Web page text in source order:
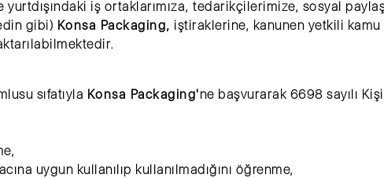
iş ortaklarımıza, tedarikçilerimize, sosyal
gibi) Konsa Packaging, iştiraklerine, kanunen yetkili kamu
sıfatıyla Konsa Packaging'ne başvurarak 6698 sayılı
uygun kullanılıp kullanılmadığını öğrenme,